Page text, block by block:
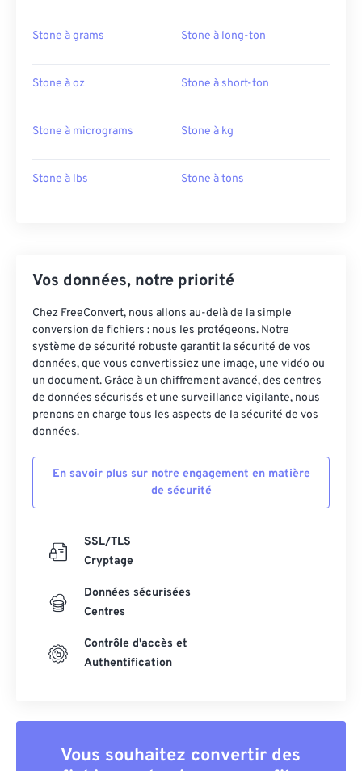
Stone à grams Stone à long-ton
Stone à oz Stone à short-ton
Stone à micrograms Stone à kg
Stone à lbs Stone à tons
Vos données, notre priorité
Chez FreeConvert, nous allons au-delà de la simple
conversion de fichiers : nous les protégeons. Notre
système de sécurité robuste garantit la sécurité de vos
données, que vous convertissiez une image, une vidéo ou
un document. Grâce à un chiffrement avancé, des centres
de données sécurisés et une surveillance vigilante, nous
prenons en charge tous les aspects de la sécurité de vos
données.
En savoir plus sur notre engagement en matière
de sécurité
SSL/TLS
Cryptage
Données sécurisées
Centres
Contrôle d'accès et
Authentification
Vous souhaitez convertir des